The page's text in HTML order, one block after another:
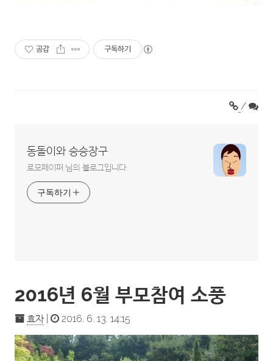
공감 구독하기
/
동돌이와 승승장구
로모페이퍼 님의 블로그입니다.
구독하기
2016년 6월 부모참여 소풍
효자| 2016. 6. 13. 14:15